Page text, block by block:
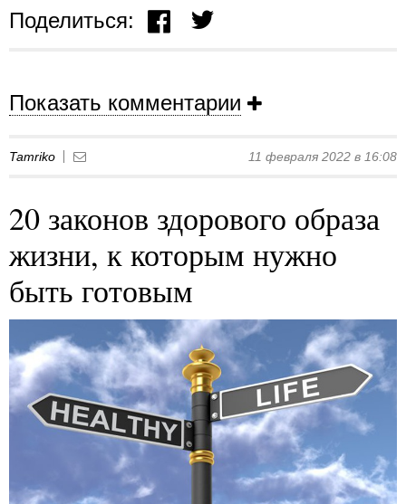
Поделиться:
Показать комментарии
Tamriko 11 февраля 2022 в 16:08
20 законов здорового образа
жизни, к которым нужно
быть готовым